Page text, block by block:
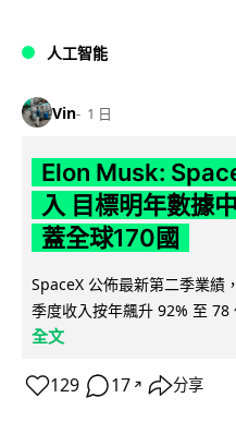
人工智能
Vin 1 日
Elon Musk:
入 目標明年數據
蓋全球170國
SpaceX 公佈最新第二季業績
季度收入按年飆升 92% 至
全文
129 17 ↗ 分享